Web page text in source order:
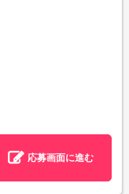
応募画面に進む